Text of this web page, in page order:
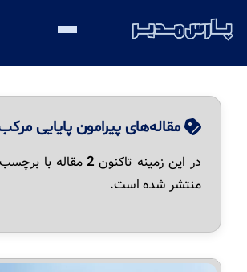
مقاله‌های پیرامون پایایی
در این زمینه تاکنون 2مقاله با
منتشر شده است.